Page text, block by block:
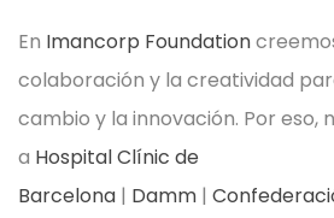
En Imancorp Foundation
colaboración y la creatividad
cambio y la innovación. Por eso,
a Hospital Clínic de
Barcelona | Damm |